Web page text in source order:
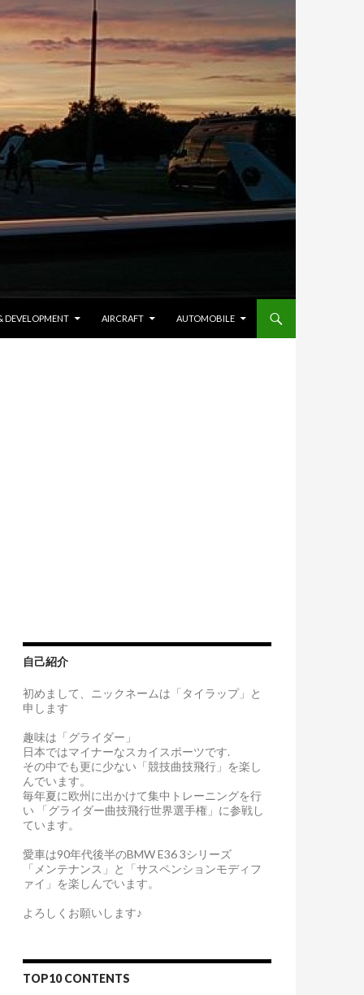
DEVELOPMENT AIRCRAFT AUTOMOBILE
自己紹介
初めまして、ニックネームは「タイラップ」と
申します
趣味は「グライダー」
日本ではマイナーなスカイスポーツです.
その中でも更に少ない「競技曲技飛行」を楽し
んでいます。
毎年夏に欧州に出かけて集中トレーニングを行
い 「グライダー曲技飛行世界選手権」に参戦し
ています。
愛車は90年代後半のBMW E36 3シリーズ
「メンテナンス」と「サスペンションモディフ
ァイ」を楽しんでいます。
よろしくお願いします♪
TOP10 CONTENTS